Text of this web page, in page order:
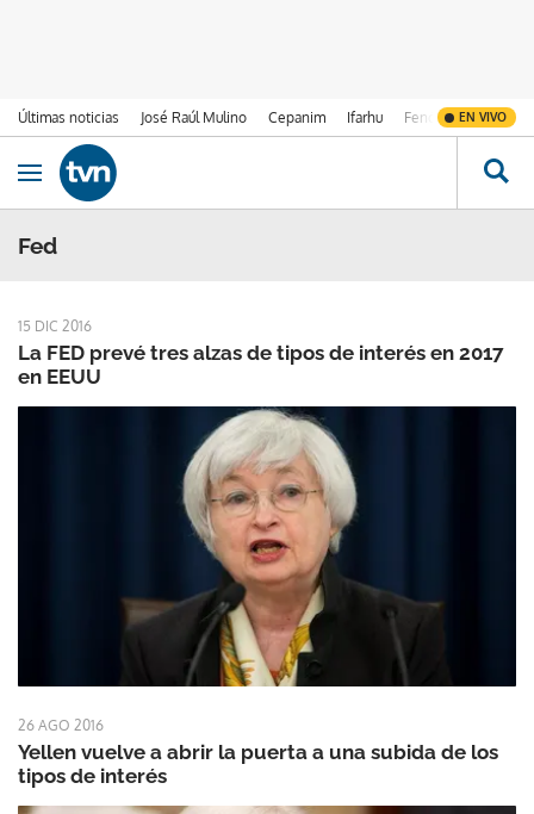
Últimas noticias José Raúl Mulino Cepanim Ifarhu Fenómeno de El
EN VIVO
Ir al contenido
Obrir navegació
Fed
15 DIC 2016
La FED prevé tres alzas de tipos de interés en 2017
en EEUU
26 AGO 2016
Yellen vuelve a abrir la puerta a una subida de los
tipos de interés